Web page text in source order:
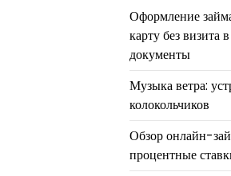
Оформление
карту без визита
документы
Музыка ветра:
колокольчиков
Обзор онлайн-
процентные